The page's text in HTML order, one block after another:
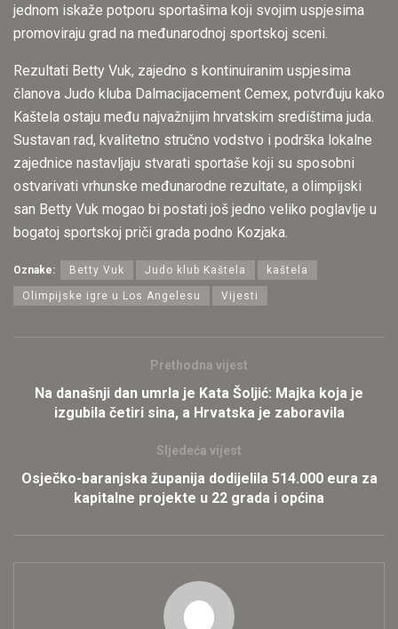
jednom iskaže potporu sportašima koji svojim uspjesima
promoviraju grad na međunarodnoj sportskoj sceni.
Rezultati Betty Vuk, zajedno s kontinuiranim uspjesima
članova Judo kluba Dalmacijacement Cemex, potvrđuju kako
Kaštela ostaju među najvažnijim hrvatskim središtima juda.
Sustavan rad, kvalitetno stručno vodstvo i podrška lokalne
zajednice nastavljaju stvarati sportaše koji su sposobni
ostvarivati vrhunske međunarodne rezultate, a olimpijski
san Betty Vuk mogao bi postati još jedno veliko poglavlje u
bogatoj sportskoj priči grada podno Kozjaka.
Oznake: Betty Vuk Judo klub Kaštela kaštela
Olimpijske igre u Los Angelesu Vijesti
Prethodna vijest
Na današnji dan umrla je Kata Šoljić: Majka koja je
izgubila četiri sina, a Hrvatska je zaboravila
Sljedeća vijest
Osječko-baranjska županija dodijelila 514.000 eura za
kapitalne projekte u 22 grada i općina